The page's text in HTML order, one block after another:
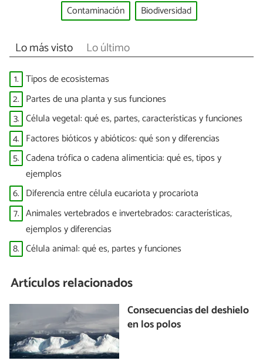
Contaminación
Biodiversidad
Lo más visto Lo último
1. Tipos de ecosistemas
2. Partes de una planta y sus funciones
3. Célula vegetal: qué es, partes, características y funciones
4. Factores bióticos y abióticos: qué son y diferencias
5. Cadena trófica o cadena alimenticia: qué es, tipos y
ejemplos
6. Diferencia entre célula eucariota y procariota
7. Animales vertebrados e invertebrados: características,
ejemplos y diferencias
8. Célula animal: qué es, partes y funciones
Artículos relacionados
Consecuencias del deshielo
en los polos